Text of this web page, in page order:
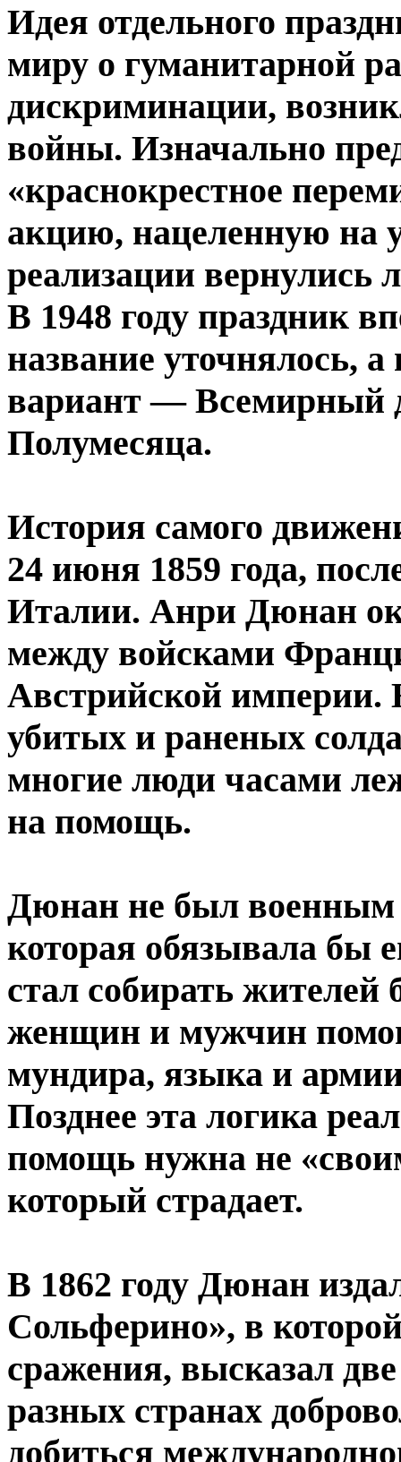
Идея отдельного
миру о гуманитарной
дискриминации,
войны. Изначально
«краснокрестное
акцию, нацеленную на
реализации
В 1948 году праздник
название уточнялось,
вариант — Всемирный
Полумесяца.
История самого
24 июня 1859 года,
Италии. Анри Дюнан
между войсками
Австрийской империи.
убитых и раненых
многие люди часами
на помощь.
Дюнан не был военным
которая обязывала бы
стал собирать
женщин и мужчин
мундира, языка и
Позднее эта логика
помощь нужна не
который страдает.
В 1862 году Дюнан
Сольферино», в
сражения, высказал
разных странах
добиться